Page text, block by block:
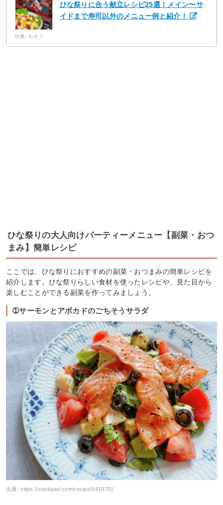
ひな祭りに合う献立レシピ25選！メイン〜サ
イドまで寿司以外のメニュー例と紹介！
出典: ちそう
ひな祭りの大人向けパーティーメニュー【副菜・おつ
まみ】簡単レシピ
ここでは、ひな祭りにおすすめの副菜・おつまみの簡単レシピを
紹介します。ひな祭りらしい食材を使ったレシピや、見た目から
楽しむことができる副菜を作ってみましょう。
➀サーモンとアボカドのごちそうサラダ
出典: https://cookpad.com/recipe/6410701